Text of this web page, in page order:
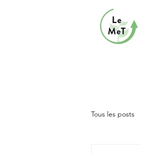
Tous les posts